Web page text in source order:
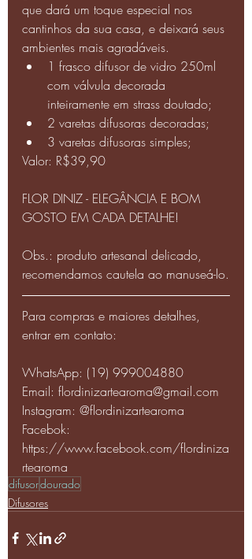
que dará um toque especial nos
cantinhos da sua casa, e deixará seus
ambientes mais agradáveis.
1 frasco difusor de vidro 250ml
com válvula decorada
inteiramente em strass doutado;
2 varetas difusoras decoradas;
3 varetas difusoras simples;
Valor: R$39,90
FLOR DINIZ - ELEGÂNCIA E BOM
GOSTO EM CADA DETALHE!
Obs.: produto artesanal delicado,
recomendamos cautela ao manuseá-lo.
Para compras e maiores detalhes,
entrar em contato:
WhatsApp: (19) 999004880
Email: flordinizartearoma@gmail.com
Instagram: @flordinizartearoma
Facebok:
https://www.facebook.com/flordiniza
rtearoma
difusordourado
Difusores